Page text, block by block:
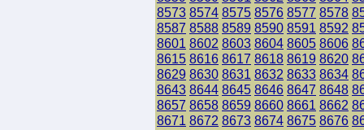
8573 8574 8575 8576 8577 8578
8587 8588 8589 8590 8591 8592
8601 8602 8603 8604 8605 8606
8615 8616 8617 8618 8619 8620
8629 8630 8631 8632 8633 8634
8643 8644 8645 8646 8647 8648
8657 8658 8659 8660 8661 8662
8671 8672 8673 8674 8675 8676